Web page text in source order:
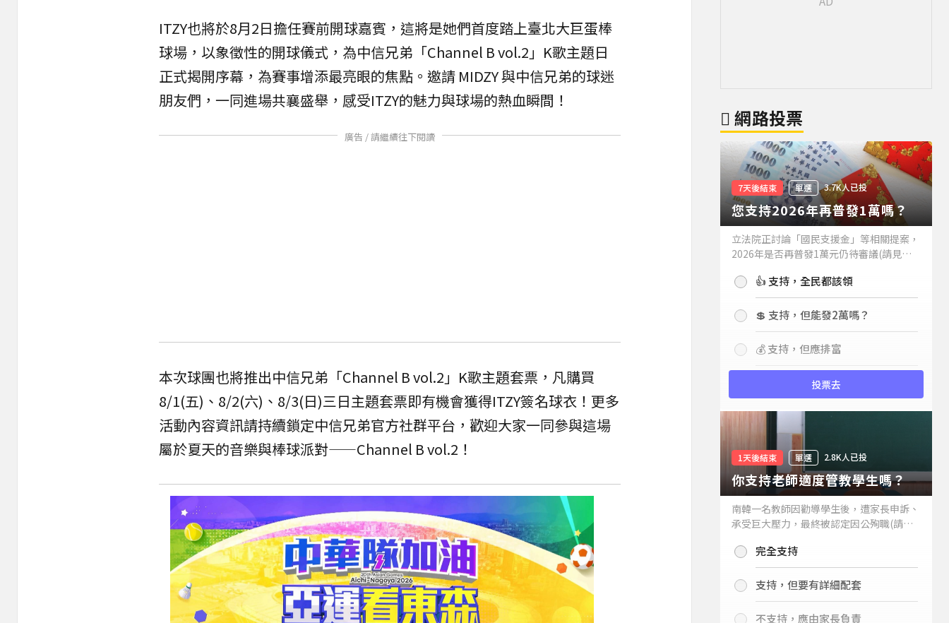
ITZY也將於8月2日擔任賽前開球嘉賓，這將是她們首度踏上臺北大巨蛋棒
球場，以象徵性的開球儀式，為中信兄弟「Channel B vol.2」K歌主題日
正式揭開序幕，為賽事增添最亮眼的焦點。邀請 MIDZY 與中信兄弟的球迷
朋友們，一同進場共襄盛舉，感受ITZY的魅力與球場的熱血瞬間！
廣告 / 請繼續往下閱讀
本次球團也將推出中信兄弟「Channel B vol.2」K歌主題套票，凡購買
8/1(五)、8/2(六)、8/3(日)三日主題套票即有機會獲得ITZY簽名球衣！更多
活動內容資訊請持續鎖定中信兄弟官方社群平台，歡迎大家一同參與這場
屬於夏天的音樂與棒球派對——Channel B vol.2！
網路投票
7天後結束 單選 3.7K人已投
您支持2026年再普發1萬嗎？
立法院正討論「國民支援金」等相關提案，
2026年是否再普發1萬元仍待審議(請見下
持嗎？👍 支持，全民都該領
💲 支持，但能發2萬嗎？
💰 支持，但應排富
投票去
1天後結束 單選 2.8K人已投
你支持老師適度管教學生嗎？
南韓一名教師因勸導學生後，遭家長申訴、
承受巨大壓力，最終被認定因公殉職(請見
你支持老師適度管教學生嗎？
完全支持
支持，但要有詳細配套
不支持，應由家長負責